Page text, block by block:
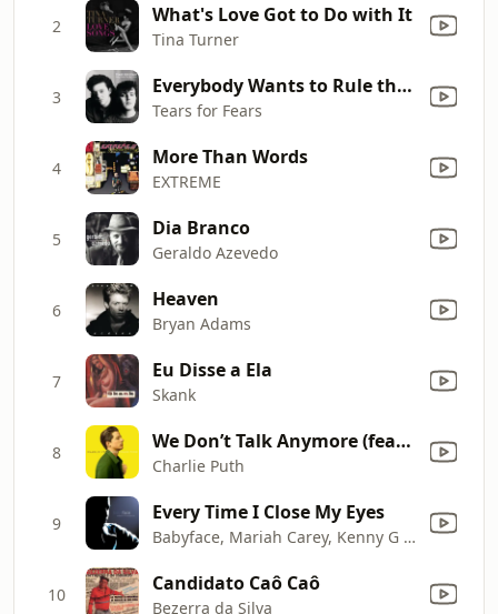
2 What's Love Got to Do with It
Tina Turner
3 Everybody Wants to Rule the World
Tears for Fears
4 More Than Words
EXTREME
5 Dia Branco
Geraldo Azevedo
6 Heaven
Bryan Adams
7 Eu Disse a Ela
Skank
8 We Don’t Talk Anymore (feat. Selena Gomez)
Charlie Puth
9 Every Time I Close My Eyes
Babyface, Mariah Carey, Kenny G & Sheila E.
10 Candidato Caô Caô
Bezerra da Silva